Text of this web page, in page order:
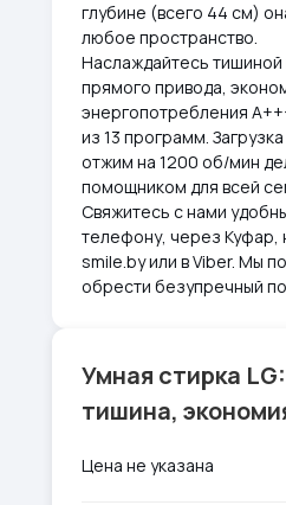
глубине (всего 44 см)
любое пространство.
Наслаждайтесь
прямого привода,
энергопотребления
из 13 программ.
отжим на 1200 об/мин
помощником для всей
Свяжитесь с нами
телефону, через Куфар,
smile.by или в Viber. Мы
обрести безупречный
Умная стирка
тишина,
Цена не указана